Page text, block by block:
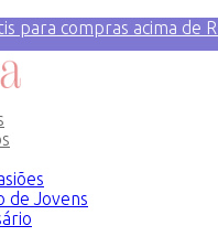
para compras acima de
10% OFF com o
de Jovens